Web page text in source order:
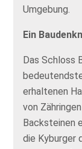
Umgebung.
Ein
Das Schloss
erhaltenen
von
Backsteinen
die Kyburger